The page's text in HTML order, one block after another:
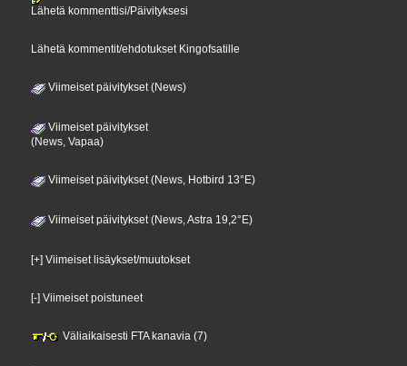
Lähetä kommenttisi/Päivityksesi
Lähetä kommentit/ehdotukset Kingofsatille
Viimeiset päivitykset (News)
Viimeiset päivitykset
(News, Vapaa)
Viimeiset päivitykset (News, Hotbird 13°E)
Viimeiset päivitykset (News, Astra 19,2°E)
[+] Viimeiset lisäykset/muutokset
[-] Viimeiset poistuneet
Väliaikaisesti FTA kanavia (7)